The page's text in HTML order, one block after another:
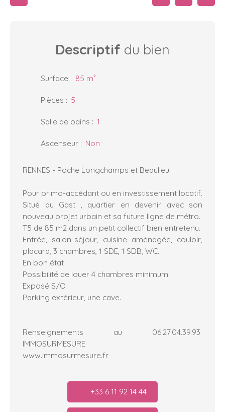
Descriptif du bien
Surface : 85 m²
Pièces : 5
Salle de bains : 1
Ascenseur : Non
RENNES - Poche Longchamps et Beaulieu
Pour primo-accédant ou en investissement locatif.
Situé au Gast , quartier en devenir avec son
nouveau projet urbain et sa future ligne de métro.
T5 de 85 m2 dans un petit collectif bien entretenu.
Entrée, salon-séjour, cuisine aménagée, couloir,
placard, 3 chambres, 1 SDE, 1 SDB, WC.
En bon état
Possibilité de louer 4 chambres minimum.
Exposé S/O
Parking extérieur, une cave.
Renseignements au 06.27.04.39.93
IMMOSURMESURE
www.immosurmesure.fr
+33 6 11 92 14 44